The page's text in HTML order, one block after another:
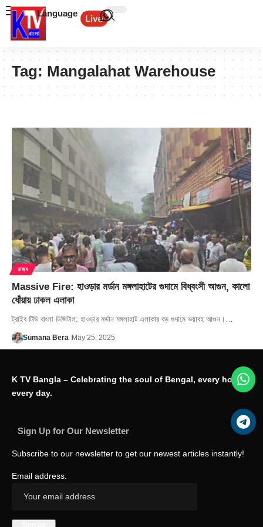
Language
Tag: Mangalahat Warehouse
রাজ্য
Massive Fire: হাওড়ার মর্ডান মঙ্গলাহাটের গুদামে বিধ্বংসী আগুন, কালো
ধোঁয়ায় ঢাকল এলাকা
ট্রাইব টিভি বাংলা ডিজিটাল: হাওড়ার মর্ডান মঙ্গলাহাট এলাকার বড় গুদামে ভয়াবহ আগুন।…
Sumana Bera May 25, 2025
K TV Bangla – Celebrating the soul of Bengal, every hour,
every day.
Sign Up for Our Newsletter
Subscribe to our newsletter to get our newest articles instantly!
Email address: